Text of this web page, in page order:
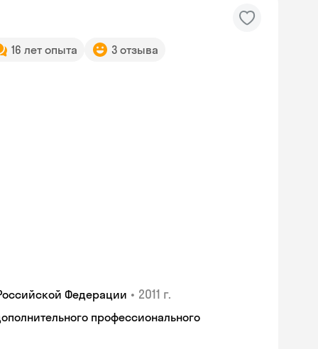
16 лет опыта 3 отзыва
Федерации • 2011 г.
профессионального